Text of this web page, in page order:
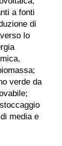
a fonti
di
lo
verde da
media e